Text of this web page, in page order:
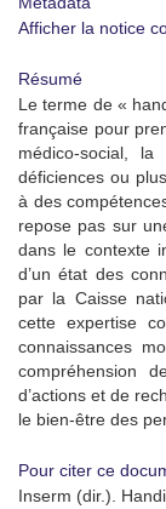
Afficher la notice
Résumé
Le terme de «
française pour
médico-social,
déficiences ou
à des
repose pas sur
dans le contexte
d’un état des
par la Caisse
cette expertise
connaissances
compréhension
d’actions et de
le bien-être des
Pour citer ce
Inserm (dir.).